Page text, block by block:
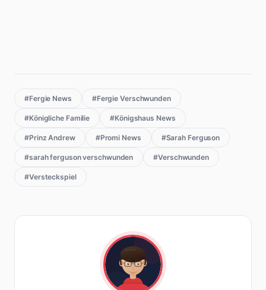
#Fergie News #Fergie Verschwunden
#Königliche Familie #Königshaus News
#Prinz Andrew #Promi News #Sarah Ferguson
#sarah ferguson verschwunden #Verschwunden
#Versteckspiel